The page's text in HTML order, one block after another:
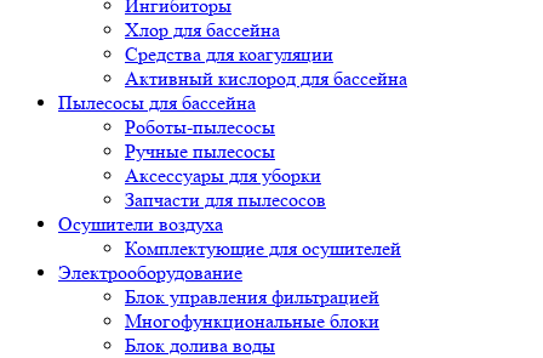
Ингибиторы
Хлор для бассейна
Средства для коагуляции
Активный кислород для бассейна
Пылесосы для бассейна
Роботы-пылесосы
Ручные пылесосы
Аксессуары для уборки
Запчасти для пылесосов
Осушители воздуха
Комплектующие для осушителей
Электрооборудование
Блок управления фильтрацией
Многофункциональные блоки
Блок долива воды